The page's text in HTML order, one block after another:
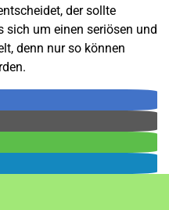
der sollte
sich um einen seriösen und
denn nur so können